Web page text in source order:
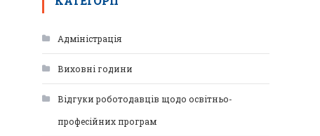
Адміністрація
Виховні години
Відгуки роботодавців щодо освітньо-
професійних програм